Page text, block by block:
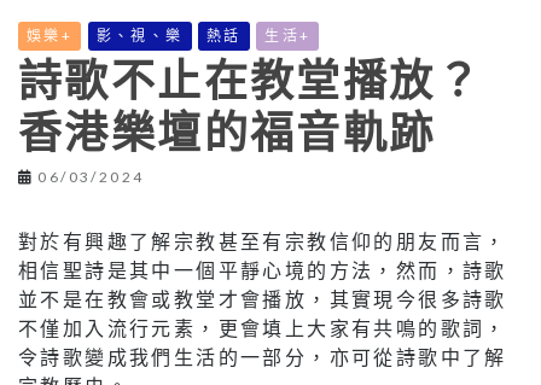
娛樂+ 影、視、樂 熱話 生活+
詩歌不止在教堂播放？
香港樂壇的福音軌跡
06/03/2024
對於有興趣了解宗教甚至有宗教信仰的朋友而言，
相信聖詩是其中一個平靜心境的方法，然而，詩歌
並不是在教會或教堂才會播放，其實現今很多詩歌
不僅加入流行元素，更會填上大家有共鳴的歌詞，
令詩歌變成我們生活的一部分，亦可從詩歌中了解